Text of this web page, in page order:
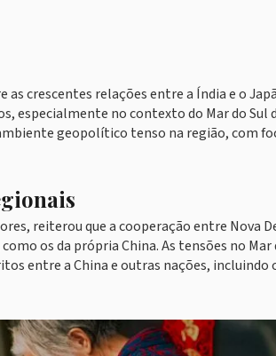
crescentes relações entre a Índia e o
especialmente no contexto do Mar do Sul
geopolítico tenso na região, com
reiterou que a cooperação entre Nova
os da própria China. As tensões no Mar
entre a China e outras nações,